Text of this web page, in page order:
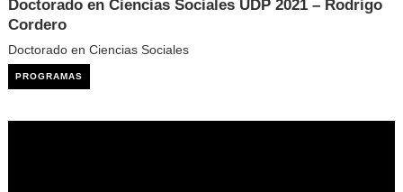
Doctorado en Ciencias Sociales UDP 2021 – Rodrigo
Cordero
Doctorado en Ciencias Sociales
PROGRAMAS